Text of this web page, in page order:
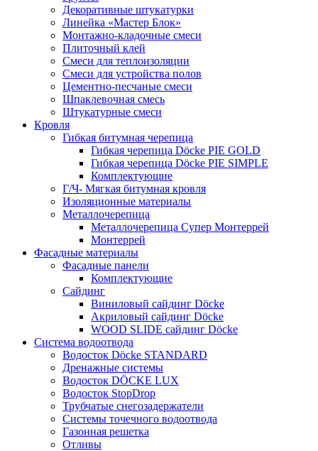
Декоративные штукатурки
Линейка «Мастер Блок»
Монтажно-кладочные смеси
Плиточный клей
Смеси для теплоизоляции
Смеси для устройства полов
Цементно-песчаные смеси
Шпаклевочная смесь
Штукатурные смеси
Кровля
Гибкая битумная черепица
Гибкая черепица Döcke PIE GOLD
Гибкая черепица Döcke PIE SIMPLE
Комплектующие
Г/Ч- Мягкая битумная кровля
Изоляционные материалы
Металлочерепица
Металлочерепица Супер Монтеррей
Монтеррей
Фасадные материалы
Фасадные панели
Комплектующие
Сайдинг
Виниловый сайдинг Döcke
Акриловый сайдинг Döcke
WOOD SLIDE сайдинг Döcke
Система водоотвода
Водосток Döcke STANDARD
Дренажные системы
Водосток DÖCKE LUX
Водосток StopDrop
Трубчатые снегозадержатели
Системы точечного водоотвода
Газонная решетка
Отливы